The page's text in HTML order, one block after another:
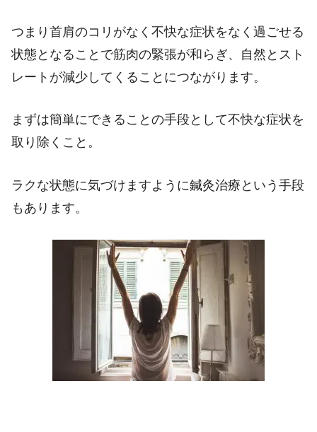
つまり首肩のコリがなく不快な症状をなく過ごせる
状態となることで筋肉の緊張が和らぎ、自然とスト
レートが減少してくることにつながります。
まずは簡単にできることの手段として不快な症状を
取り除くこと。
ラクな状態に気づけますように鍼灸治療という手段
もあります。